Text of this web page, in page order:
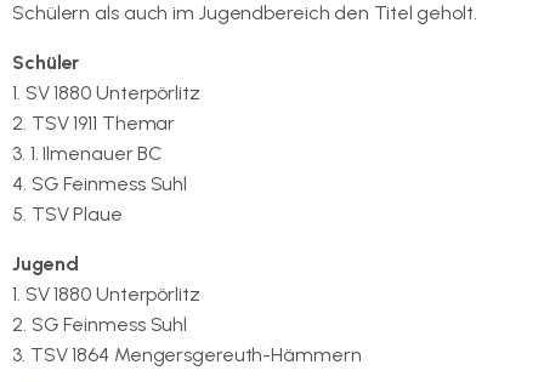
Schülern als auch im Jugendbereich den Titel geholt.
Schüler
1. SV 1880 Unterpörlitz
2. TSV 1911 Themar
3. 1. Ilmenauer BC
4. SG Feinmess Suhl
5. TSV Plaue
Jugend
1. SV 1880 Unterpörlitz
2. SG Feinmess Suhl
3. TSV 1864 Mengersgereuth-Hämmern